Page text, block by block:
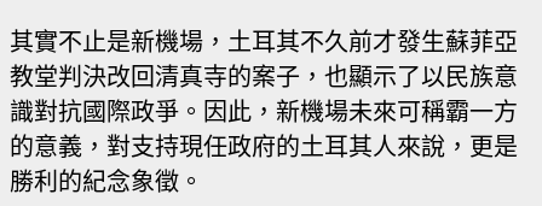
其實不止是新機場，土耳其不久前才發生蘇菲亞
教堂判決改回清真寺的案子，也顯示了以民族意
識對抗國際政爭。因此，新機場未來可稱霸一方
的意義，對支持現任政府的土耳其人來說，更是
勝利的紀念象徵。